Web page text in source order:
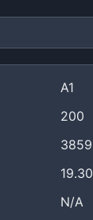
A1
200
3859
19.30
N/A